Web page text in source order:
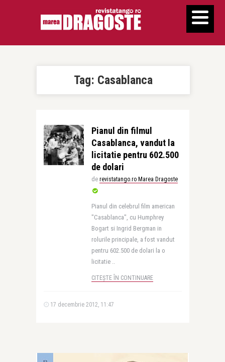
Tag: Casablanca
Pianul din filmul
Casablanca, vandut la
licitatie pentru 602.500
de dolari
de revistatango.ro Marea Dragoste
Pianul din celebrul film american
"Casablanca", cu Humphrey
Bogart si Ingrid Bergman in
rolurile principale, a fost vandut
pentru 602.500 de dolari la o
licitatie ..
CITEȘTE ÎN CONTINUARE
17 decembrie 2012, 11:47